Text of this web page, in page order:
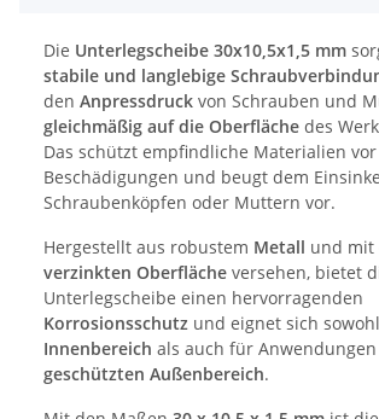
Die Unterlegscheibe 30x10,5x1,5 mm
stabile und langlebige
den Anpressdruck von Schrauben und
gleichmäßig auf die Oberfläche des
Das schützt empfindliche Materialien vor
Beschädigungen und beugt dem
Schraubenköpfen oder Muttern vor.
Hergestellt aus robustem Metall und mit
verzinkten Oberfläche versehen, bietet
Unterlegscheibe einen hervorragenden
Korrosionsschutz und eignet sich
Innenbereich als auch für
geschützten Außenbereich.